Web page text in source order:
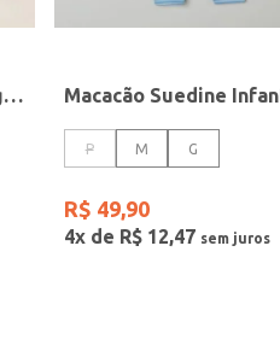
Jardineira Jeans Wide leg Juvenil Para Menina- AZUL
P M G
R$ 49,90
4x de R$ 12,47